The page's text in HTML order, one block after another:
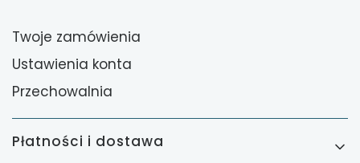
Twoje zamówienia
Ustawienia konta
Przechowalnia
Płatności i dostawa